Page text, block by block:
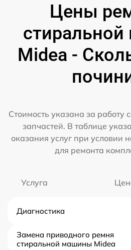
Цены
Midea -
Стоимость указана за работу
запчастей. В таблице
оказания услуг при условии
для ремонта
Услуга
Диагностика
Замена приводного ремня
стиральной машины Midea